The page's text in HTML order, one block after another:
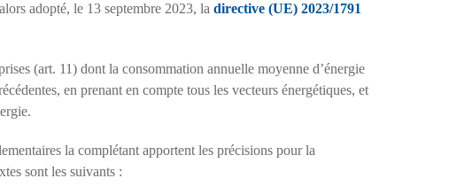
adopté, le 13 septembre 2023, la directive (UE) 2023/1791
(art. 11) dont la consommation annuelle moyenne d’énergie
en prenant en compte tous les vecteurs énergétiques, et
la complétant apportent les précisions pour la
sont les suivants :